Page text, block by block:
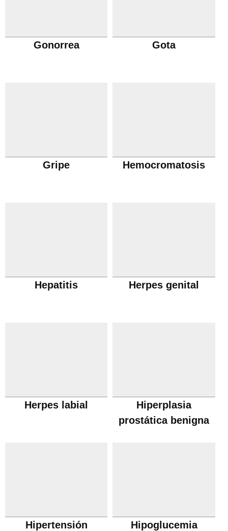
Gonorrea Gota
Gripe Hemocromatosis
Hepatitis Herpes genital
Herpes labial
Hiperplasia
prostática benigna
Hipertensión Hipoglucemia